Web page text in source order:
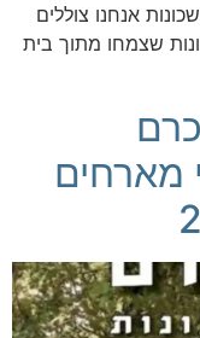
אנחנו צוללים
שצמחו מתוך בית
מארחים